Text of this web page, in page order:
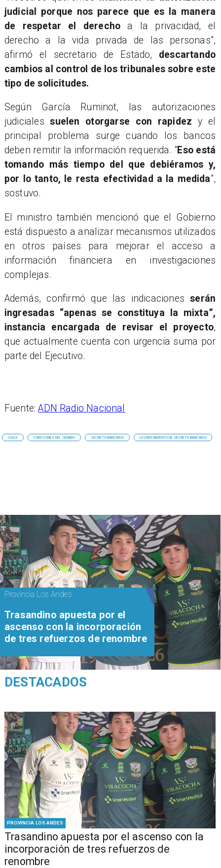
judicial porque nos parece que es la manera
de respetar el derecho a la privacidad, el
derecho a la vida privada de las personas”,
afirmó el secretario de Estado, descartando
cambios al control de los tribunales sobre este
tipo de solicitudes.
Según García Ruminot, las autorizaciones
judicialessuelen otorgarse con rapidez y el
principal problema surge cuando los bancos
deben remitir la información requerida. “Eso está
tomando más tiempo del que debiéramos y,
por lo tanto, le resta efectividad a la medida”,
sostuvo.
El ministro también mencionó que el Gobierno
está dispuesto a analizar mecanismos utilizados
en otros países para mejorar el acceso a
información financiera en investigaciones
complejas.
Además, confirmó que las indicacionesserán
ingresadas “apenas se constituya la mixta”,
instancia encargada de revisar el proyecto,
que actualmente cuenta con urgencia suma por
parte del Ejecutivo.
Fuente:ADN Radio Nacional
CHILE COMISIONES DEL SENADO SECRETO BANCARIO LEVANTAMIENTO DE SECRETO BANCARIO
PROVINCIA LOS ANDES
Trasandino apuesta por el ascenso con la
incorporación de tres refuerzos de
renombre
Provincia Los Andes
Trasandino apuesta por el
ascenso con la incorporación
de tres refuerzos de renombre
DESTACADOS